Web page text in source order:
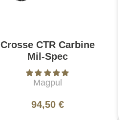
Crosse CTR Carbine
Mil-Spec
Magpul
94,50 €